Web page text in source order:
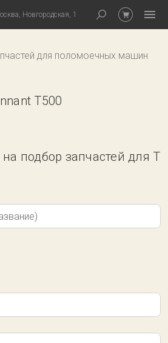
Новгородская, 1
для поломоечных машин
T500
подбор запчастей для T